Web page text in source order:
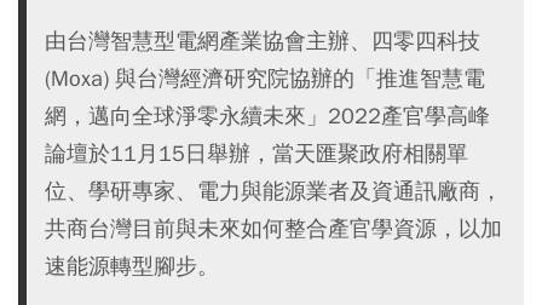
由台灣智慧型電網產業協會主辦、四零四科技
(Moxa) 與台灣經濟研究院協辦的「推進智慧電
網，邁向全球淨零永續未來」2022產官學高峰
論壇於11月15日舉辦，當天匯聚政府相關單
位、學研專家、電力與能源業者及資通訊廠商，
共商台灣目前與未來如何整合產官學資源，以加
速能源轉型腳步。